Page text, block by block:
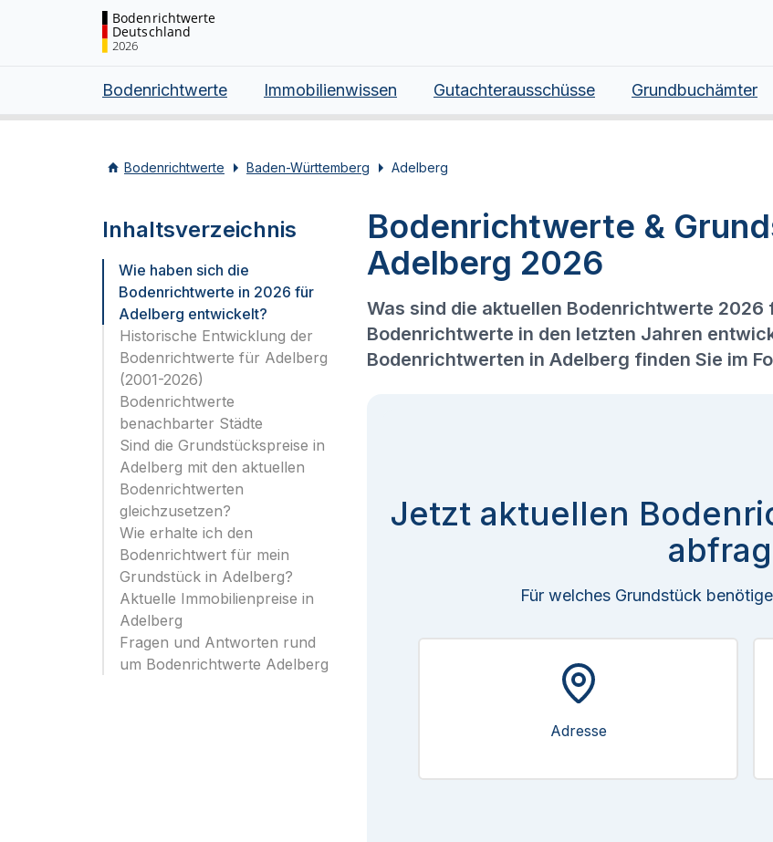
Bodenrichtwerte
Deutschland
2026
Bodenrichtwerte Immobilienwissen Gutachterausschüsse Grundbuchämter
Bodenrichtwerte Baden-Württemberg Adelberg
Inhaltsverzeichnis
Wie haben sich die
Bodenrichtwerte in 2026 für
Adelberg entwickelt?
Historische Entwicklung der
Bodenrichtwerte für Adelberg
(2001-2026)
Bodenrichtwerte
benachbarter Städte
Sind die Grundstückspreise in
Adelberg mit den aktuellen
Bodenrichtwerten
gleichzusetzen?
Wie erhalte ich den
Bodenrichtwert für mein
Grundstück in Adelberg?
Aktuelle Immobilienpreise in
Adelberg
Fragen und Antworten rund
um Bodenrichtwerte Adelberg
Bodenrichtwerte &
Adelberg 2026
Was sind die aktuellen Bodenrichtwerte
Bodenrichtwerte in den letzten Jahren
Bodenrichtwerten in Adelberg finden Sie im
Jetzt aktuellen
Für welches Grundstück
Adresse